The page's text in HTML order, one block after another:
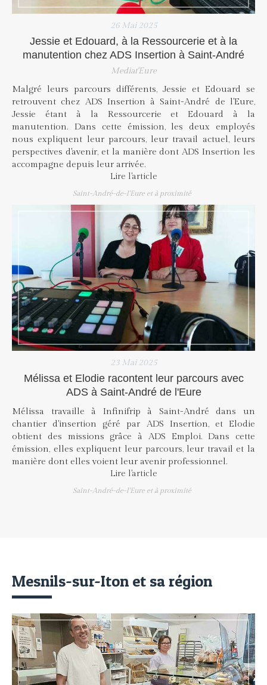
26 Mai 2025
Jessie et Edouard, à la Ressourcerie et à la
manutention chez ADS Insertion à Saint-André
Mediat'Eure
Malgré leurs parcours différents, Jessie et Edouard se
retrouvent chez ADS Insertion à Saint-André de l'Eure,
Jessie étant à la Ressourcerie et Edouard à la
manutention. Dans cette émission, les deux employés
nous expliquent leur parcours, leur travail actuel, leurs
perspectives d'avenir, et la manière dont ADS Insertion les
accompagne depuis leur arrivée.
Lire l'article
Saint-André-de-l'Eure et à proximité
23 Mai 2025
Mélissa et Elodie racontent leur parcours avec
ADS à Saint-André de l'Eure
Mélissa travaille à Infinifrip à Saint-André dans un
chantier d'insertion géré par ADS Insertion, et Elodie
obtient des missions grâce à ADS Emploi. Dans cette
émission, elles expliquent leur parcours, leur travail et la
manière dont elles voient leur avenir professionnel.
Lire l'article
Saint-André-de-l'Eure et à proximité
Mesnils-sur-Iton et sa région